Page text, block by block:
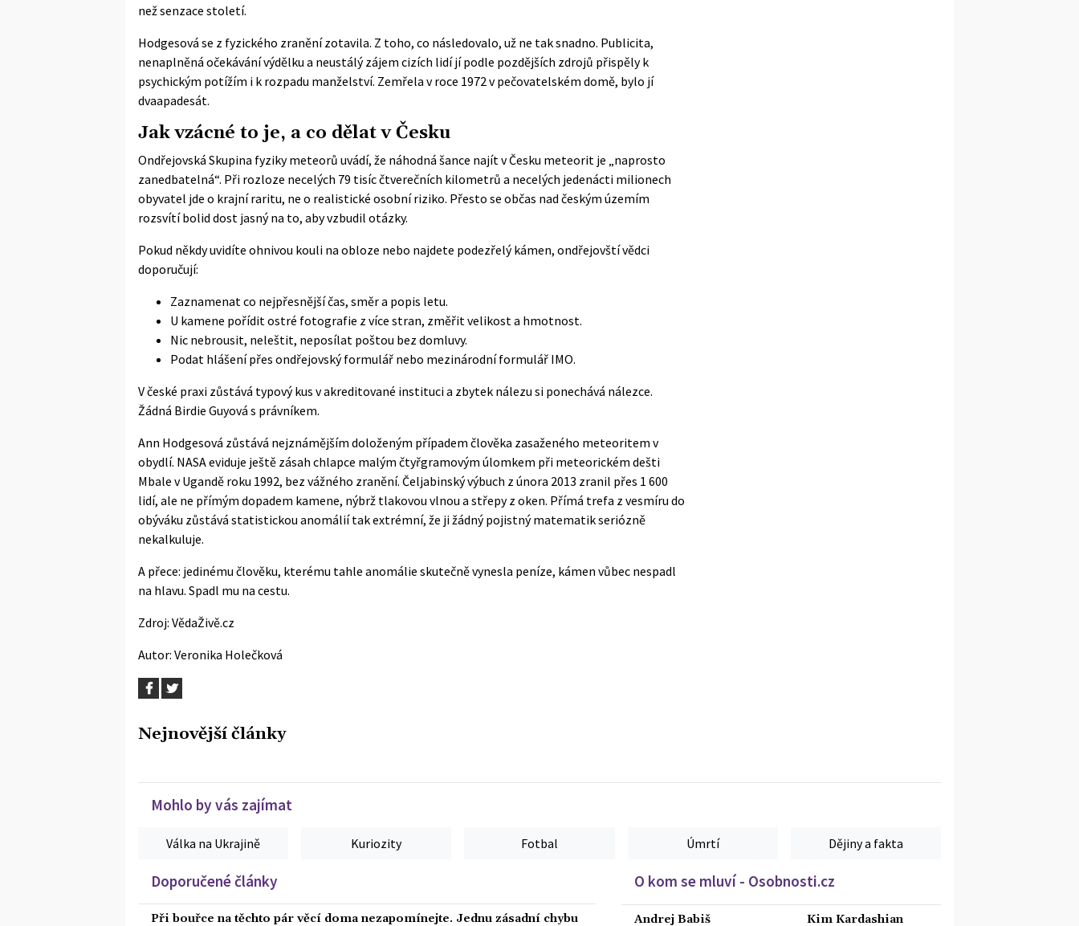
než senzace století.
Hodgesová se z fyzického zranění zotavila. Z toho, co následovalo, už ne tak snadno. Publicita,
nenaplněná očekávání výdělku a neustálý zájem cizích lidí jí podle pozdějších zdrojů přispěly k
psychickým potížím i k rozpadu manželství. Zemřela v roce 1972 v pečovatelském domě, bylo jí
dvaapadesát.
Jak vzácné to je, a co dělat v Česku
Ondřejovská Skupina fyziky meteorů uvádí, že náhodná šance najít v Česku meteorit je „naprosto
zanedbatelná“. Při rozloze necelých 79 tisíc čtverečních kilometrů a necelých jedenácti milionech
obyvatel jde o krajní raritu, ne o realistické osobní riziko. Přesto se občas nad českým územím
rozsvítí bolid dost jasný na to, aby vzbudil otázky.
Pokud někdy uvidíte ohnivou kouli na obloze nebo najdete podezřelý kámen, ondřejovští vědci
doporučují:
Zaznamenat co nejpřesnější čas, směr a popis letu.
U kamene pořídit ostré fotografie z více stran, změřit velikost a hmotnost.
Nic nebrousit, neleštit, neposílat poštou bez domluvy.
Podat hlášení přes ondřejovský formulář nebo mezinárodní formulář IMO.
V české praxi zůstává typový kus v akreditované instituci a zbytek nálezu si ponechává nálezce.
Žádná Birdie Guyová s právníkem.
Ann Hodgesová zůstává nejznámějším doloženým případem člověka zasaženého meteoritem v
obydlí. NASA eviduje ještě zásah chlapce malým čtyřgramovým úlomkem při meteorickém dešti
Mbale v Ugandě roku 1992, bez vážného zranění. Čeljabinský výbuch z února 2013 zranil přes 1 600
lidí, ale ne přímým dopadem kamene, nýbrž tlakovou vlnou a střepy z oken. Přímá trefa z vesmíru do
obýváku zůstává statistickou anomálií tak extrémní, že ji žádný pojistný matematik seriózně
nekalkuluje.
A přece: jedinému člověku, kterému tahle anomálie skutečně vynesla peníze, kámen vůbec nespadl
na hlavu. Spadl mu na cestu.
Zdroj: VědaŽivě.cz
Autor: Veronika Holečková
Nejnovější články
Mohlo by vás zajímat
Válka na Ukrajině Kuriozity Fotbal Úmrtí Dějiny a fakta
Doporučené články
Při bouřce na těchto pár věcí doma nezapomínejte. Jednu zásadní chybu
O kom se mluví - Osobnosti.cz
Andrej Babiš Kim Kardashian